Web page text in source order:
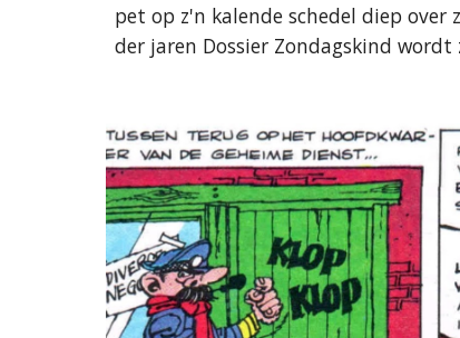
pet op z'n kalende schedel diep
der jaren Dossier Zondagskind wordt